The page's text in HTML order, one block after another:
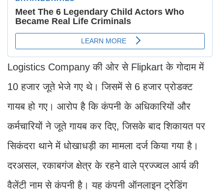
Logistics Company की ओर से Flipkart के गोदाम में
10 हजार जूते भेजे गए थे। जिसमें से 6 हजार प्रोडक्ट
गायब हो गए। आरोप है कि कंपनी के अधिकारियों और
कर्मचारियों ने जूते गायब कर दिए, जिसके बाद शिकायत पर
सिकंदरा थाने में धोखाधड़ी का मामला दर्ज किया गया है।
दरअसल, रकाबगंज क्षेत्र के रहने वाले प्रज्ज्वल आर्य की
वैलेंटी नाम से कंपनी है। यह कंपनी ऑनलाइन ट्रेडिंग